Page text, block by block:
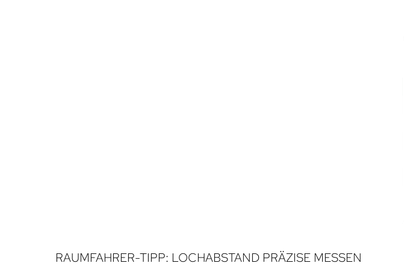
RAUMFAHRER-TIPP: LOCHABSTAND PRÄZISE MESSEN